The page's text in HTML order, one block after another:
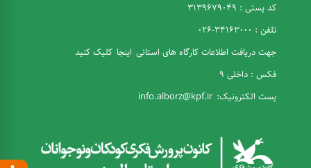
کد پستی : 3139679049
تلفن : 34163000-026
جهت دریافت اطلاعات کارگاه های استانی اینجا کلیک کنید
فکس : داخلی 9
پست الکترونیک: info.alborz@kpf.ir